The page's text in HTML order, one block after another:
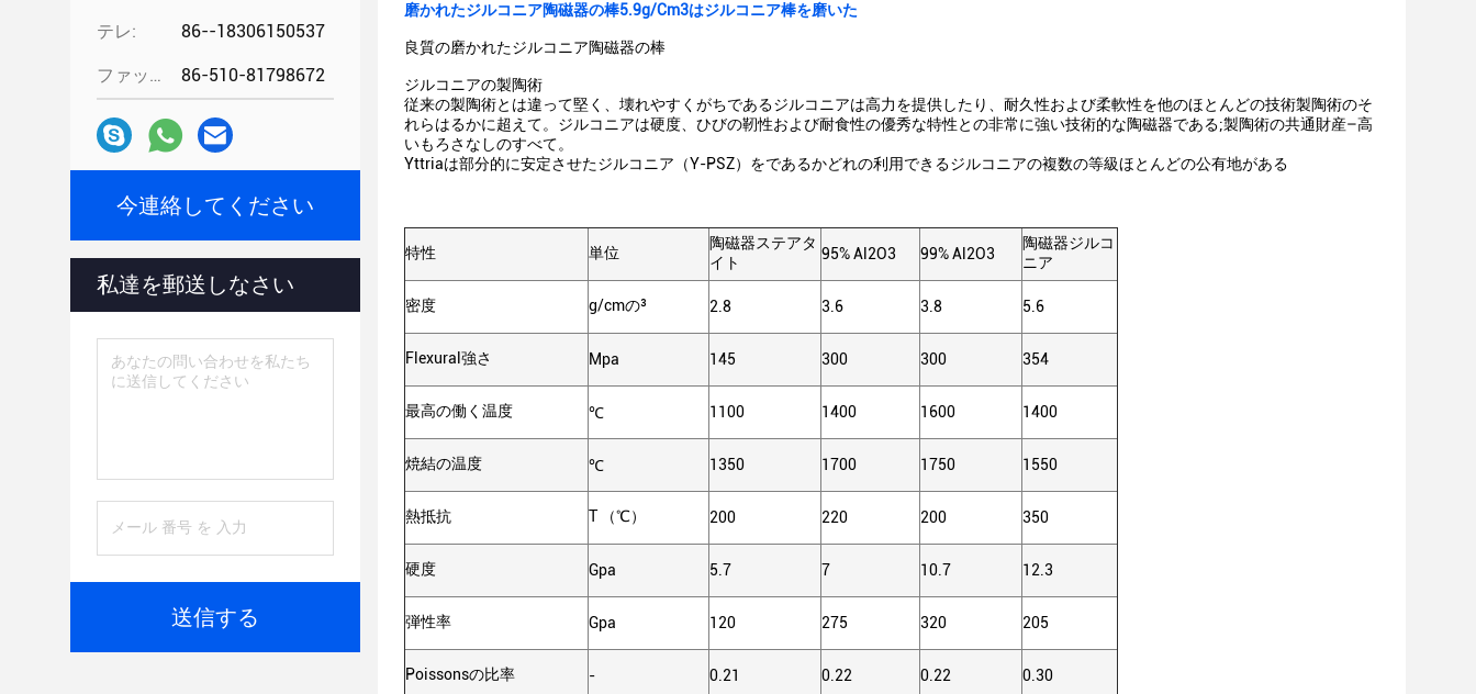
テレ: 86--18306150537
ファックス: 86-510-81798672
今連絡してください
私達を郵送しなさい
送信する
磨かれたジルコニア陶磁器の棒5.9g/Cm3はジルコニア棒を磨いた
良質の磨かれたジルコニア陶磁器の棒
ジルコニアの製陶術
従来の製陶術とは違って堅く、壊れやすくがちであるジルコニアは高力を提供したり、耐久性および柔軟性を他のほとんどの技術製陶術のそ
れらはるかに超えて。ジルコニアは硬度、ひびの靭性および耐食性の優秀な特性との非常に強い技術的な陶磁器である;製陶術の共通財産–高
いもろさなしのすべて。
Yttriaは部分的に安定させたジルコニア（Y-PSZ）をであるかどれの利用できるジルコニアの複数の等級ほとんどの公有地がある
特性 単位
陶磁器ステアタ
イト
95% Al2O3 99% Al2O3
陶磁器ジルコ
ニア
密度 g/cmの³ 2.8 3.6 3.8 5.6
Flexural強さ Mpa 145 300 300 354
最高の働く温度 ℃ 1100 1400 1600 1400
焼結の温度 ℃ 1350 1700 1750 1550
熱抵抗 T （℃） 200 220 200 350
硬度 Gpa 5.7 7 10.7 12.3
弾性率 Gpa 120 275 320 205
Poissonsの比率 - 0.21 0.22 0.22 0.30